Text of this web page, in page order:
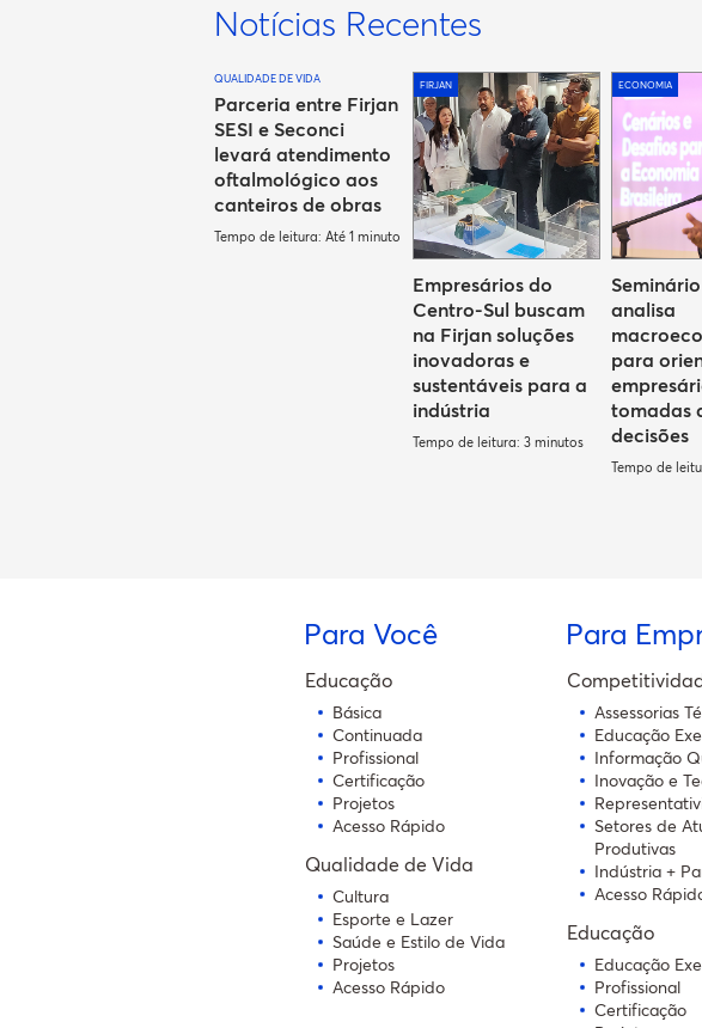
Notícias Recentes
QUALIDADE DE VIDA
Parceria entre Firjan
SESI e Seconci
levará atendimento
oftalmológico aos
canteiros de obras
Tempo de leitura: Até 1 minuto
FIRJAN
Empresários do
Centro-Sul buscam
na Firjan soluções
inovadoras e
sustentáveis para a
indústria
Tempo de leitura: 3 minutos
ECONOMIA
analisa
para
tomadas
decisões
Tempo de
Para Você
Educação
Básica
Continuada
Profissional
Certificação
Projetos
Acesso Rápido
Qualidade de Vida
Cultura
Esporte e Lazer
Saúde e Estilo de Vida
Projetos
Acesso Rápido
Para
Assessorias
Educação
Informação
Inovação e
Setores de
Produtivas
Indústria +
Acesso
Educação
Educação
Profissional
Certificação